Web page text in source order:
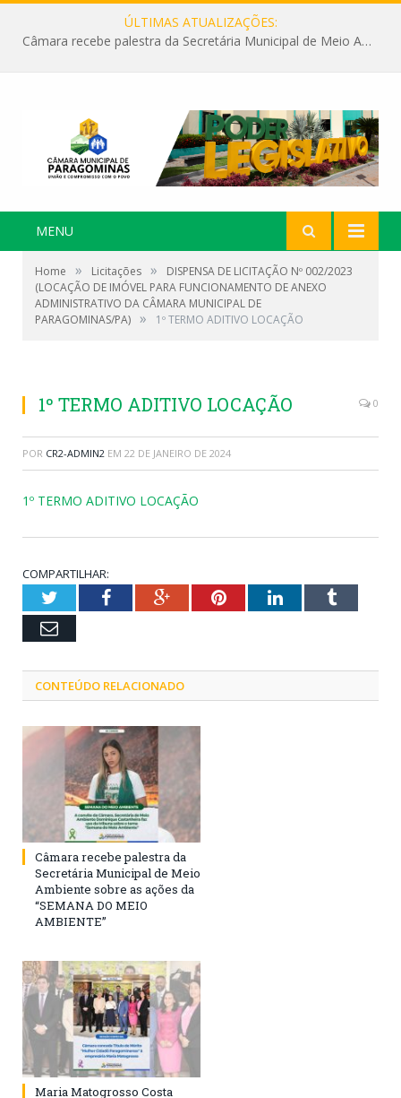
ÚLTIMAS ATUALIZAÇÕES:
Câmara recebe palestra da Secretária Municipal de Meio Ambiente sobre as ações da “SEMANA DO MEIO AMBIENTE”
MENU
Home » Licitações »
DISPENSA DE LICITAÇÃO Nº 002/2023
(LOCAÇÃO DE IMÓVEL PARA FUNCIONAMENTO DE ANEXO
ADMINISTRATIVO DA CÂMARA MUNICIPAL DE
PARAGOMINAS/PA) » 1º TERMO ADITIVO LOCAÇÃO
1º TERMO ADITIVO LOCAÇÃO 0
POR CR2-ADMIN2 EM 22 DE JANEIRO DE 2024
1º TERMO ADITIVO LOCAÇÃO
COMPARTILHAR:
TwitterFacebookGoogle+PinterestLinkedInTumblr
Email
CONTEÚDO RELACIONADO
Câmara recebe palestra da
Secretária Municipal de Meio
Ambiente sobre as ações da
“SEMANA DO MEIO
AMBIENTE”
Maria Matogrosso Costa